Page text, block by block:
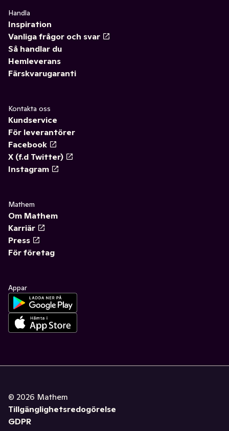
Handla
Inspiration
Vanliga frågor och svar
Så handlar du
Hemleverans
Färskvarugaranti
Kontakta oss
Kundservice
För leverantörer
Facebook
X (f.d Twitter)
Instagram
Mathem
Om Mathem
Karriär
Press
För företag
Appar
© 2026 Mathem
Tillgänglighetsredogörelse
GDPR